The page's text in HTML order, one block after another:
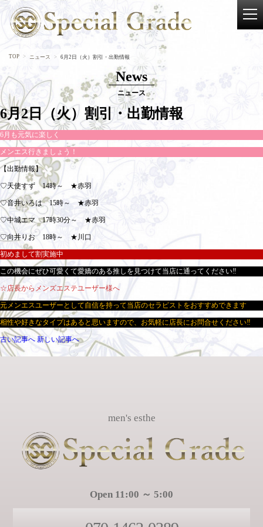
TOP ニュース 6月2日（火）割引・出勤情報
News
ニュース
6月2日（火）割引・出勤情報
6月も元気に楽しく
メンエス行きましょう！
【出勤情報】
♡天使すず 14時～ ★赤羽
♡音井いろは 15時～ ★赤羽
♡中城エマ 17時30分～ ★赤羽
♡向井りお 18時～ ★川口
初めまして割実施中
この機会にぜひ可愛くて愛嬌のある推しを見つけて当店に通ってください‼
☆店長からメンズエステユーザー様へ
元メンエスユーザーとして自信を持って当店のセラピストをおすすめできます
相性や好きなタイプはあると思いますので、お気軽に店長にお問合せください‼
古い記事へ 新しい記事へ
men's esthe
Open 11:00 ～ 5:00